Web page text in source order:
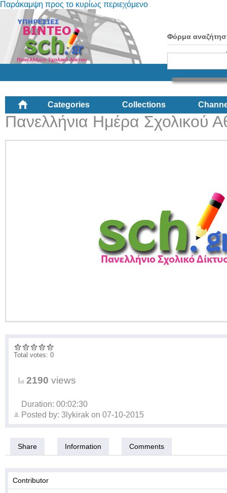
Παράκαμψη προς το κυρίως περιεχόμενο
Φόρμα
Categories Collections
Πανελλήνια Ημέρα Σχολικού
Total votes: 0
2190 views
Duration: 00:02:30
Posted by: 3lykirak on 07-10-2015
Share Information Comments
Contributor